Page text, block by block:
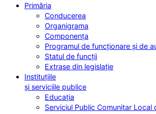
Primăria
Conducerea
Organigrama
Componența
Programul de funcționare și de
Statul de funcții
Extrase din legislație
Instituțiile
și serviciile publice
Educația
Serviciul Public Comunitar Local